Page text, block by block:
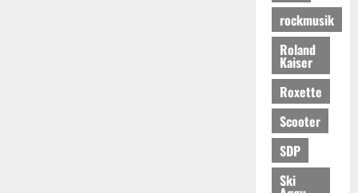
rockmusik
Roland
Kaiser
Roxette
Scooter
SDP
Ski